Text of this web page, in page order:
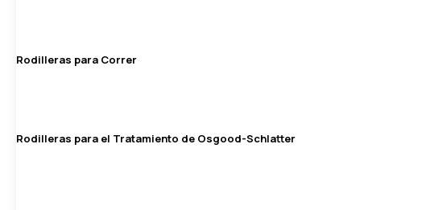
Rodilleras para Correr
Rodilleras para el Tratamiento de Osgood-Schlatter